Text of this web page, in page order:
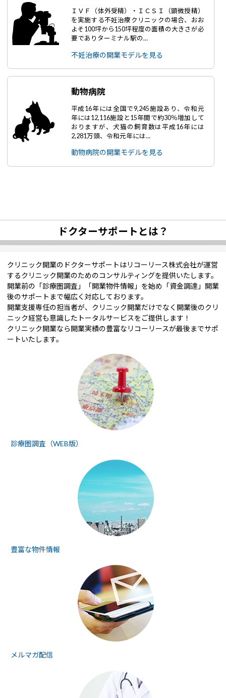
ＩＶＦ（体外受精）・ＩＣＳＩ（顕微授精）
を実施する不妊治療クリニックの場合、おお
よそ100坪から150坪程度の面積の大きさが必
要でありターミナル駅の…
不妊治療の開業モデルを見る
動物病院
平成16年には全国で9,245施設あり、令和元
年には12,116施設と15年間で約30％増加して
おりますが、犬猫の飼育数は平成16年には
2,281万頭、令和元年には…
動物病院の開業モデルを見る
ドクターサポートとは？
クリニック開業のドクターサポートはリコーリース株式会社が運営
するクリニック開業のためのコンサルティングを提供いたします。
開業前の「診療圏調査」「開業物件情報」を始め「資金調達」開業
後のサポートまで幅広く対応しております。
開業支援専任の担当者が、クリニック開業だけでなく開業後のクリ
ニック経営も意識したトータルサービスをご提供します！
クリニック開業なら開業実績の豊富なリコーリースが最後までサポ
ートいたします。
診療圏調査（WEB版）
豊富な物件情報
メルマガ配信